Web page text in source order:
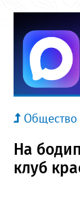
Общество
На
клуб